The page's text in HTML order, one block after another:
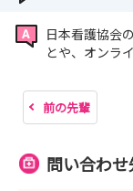
日本看護協会
とや、オンラ
前の先輩
問い合わせ